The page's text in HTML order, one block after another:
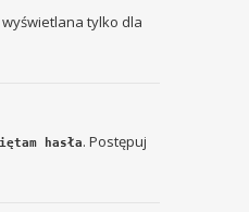
tylko dla
hasła. Postępuj